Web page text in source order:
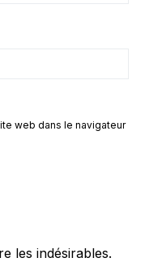
web dans le navigateur
les indésirables.